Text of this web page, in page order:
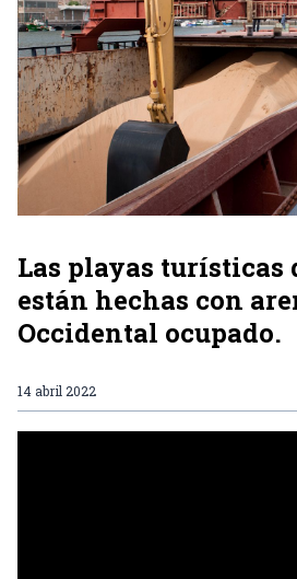
Las playas turísticas
están hechas con
Occidental ocupado.
14 abril 2022